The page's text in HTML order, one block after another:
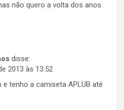
não quero a volta dos anos
disse:
2013 às 13:52
e tenho a camiseta APLUB até